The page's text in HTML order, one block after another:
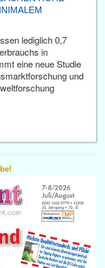
lediglich 0,7
in
eine neue Studie
und